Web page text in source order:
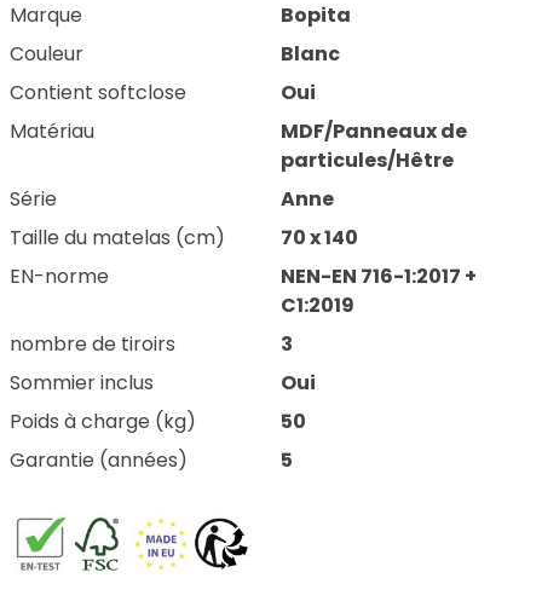
Marque
Bopita
Couleur
Blanc
Contient softclose
Oui
Matériau
MDF/Panneaux de
particules/Hêtre
Série
Anne
Taille du matelas (cm)
70 x 140
EN-norme
NEN-EN 716-1:2017 +
C1:2019
nombre de tiroirs
3
Sommier inclus
Oui
Poids à charge (kg)
50
Garantie (années)
5